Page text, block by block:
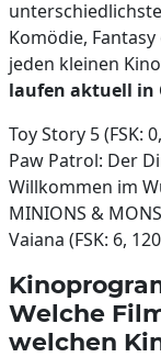
Komödie,
jeden kleinen
laufen aktuell in
Toy Story 5 (FSK:
Paw Patrol: Der
Willkommen im
MINIONS &
Vaiana (FSK: 6,
Welche
welchen